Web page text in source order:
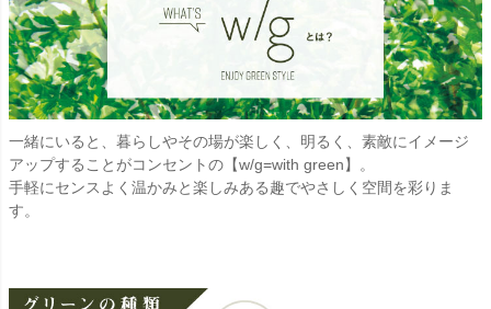
一緒にいると、暮らしやその場が楽しく、明るく、素敵にイメージ
アップすることがコンセントの【w/g=with green】。
手軽にセンスよく温かみと楽しみある趣でやさしく空間を彩りま
す。